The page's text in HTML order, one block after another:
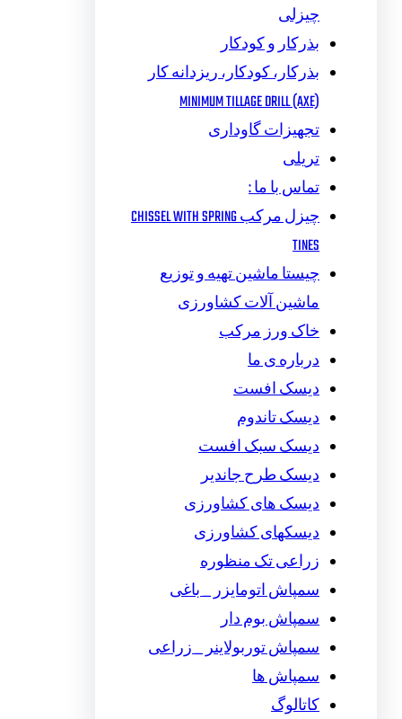
چیزلی
بذرکار و کودکار
بذرکار، کودکار، ریزدانه کار
MINIMUM TILLAGE DRILL (AXE)
تجهیزات گاوداری
تریلی
تماس با ما :
چیزل مرکب CHISSEL WITH SPRING
TINES
چیستا ماشین تهیه و توزیع
ماشین آلات کشاورزی
خاک ورز مرکب
درباره ی ما
دیسک افست
دیسک تاندوم
دیسک سبک افست
دیسک طرح جاندیر
دیسک های کشاورزی
دیسکهای کشاورزی
زراعی تک منظوره
سمپاش اتومایزر _ باغی
سمپاش بوم دار
سمپاش توربولاینر _ زراعی
سمپاش ها
کاتالوگ